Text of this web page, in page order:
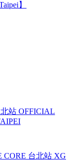
】
站 OFFICIAL
CORE 台北站 XG